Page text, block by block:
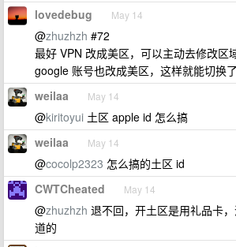
lovedebug May 14
@zhuzhzh #72
最好 VPN 改成美区，可以主动去修改区
google 账号也改成美区，这样就能切换了
weilaa May 14
@kiritoyui 土区 apple id 怎么搞
weilaa May 14
@cocolp2323 怎么搞的土区 id
CWTCheated May 14
@zhuzhzh 退不回，开土区是用礼品卡
道的